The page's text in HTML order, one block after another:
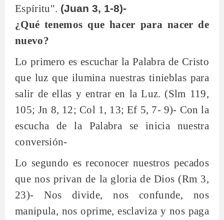
Espíritu". (Juan 3, 1-8)-
¿Qué tenemos que hacer para nacer de
nuevo?
Lo primero es escuchar la Palabra de Cristo
que luz que ilumina nuestras tinieblas para
salir de ellas y entrar en la Luz. (Slm 119,
105; Jn 8, 12; Col 1, 13; Ef 5, 7- 9)- Con la
escucha de la Palabra se inicia nuestra
conversión-
Lo segundo es reconocer nuestros pecados
que nos privan de la gloria de Dios (Rm 3,
23)- Nos divide, nos confunde, nos
manipula, nos oprime, esclaviza y nos paga